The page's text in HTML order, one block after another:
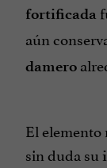
fortificada
aún
damero
El elemento
sin duda su